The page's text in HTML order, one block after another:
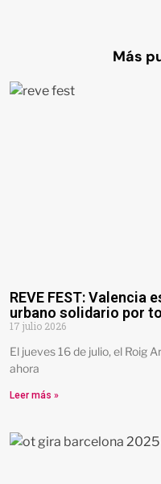
Más
REVE FEST: Valencia
urbano solidario por
17 julio 2026
El jueves 16 de julio, el Roig
ahora
Leer más »